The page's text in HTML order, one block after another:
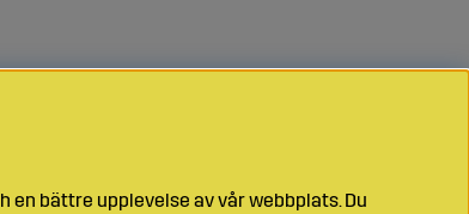
bättre upplevelse av vår webbplats. Du